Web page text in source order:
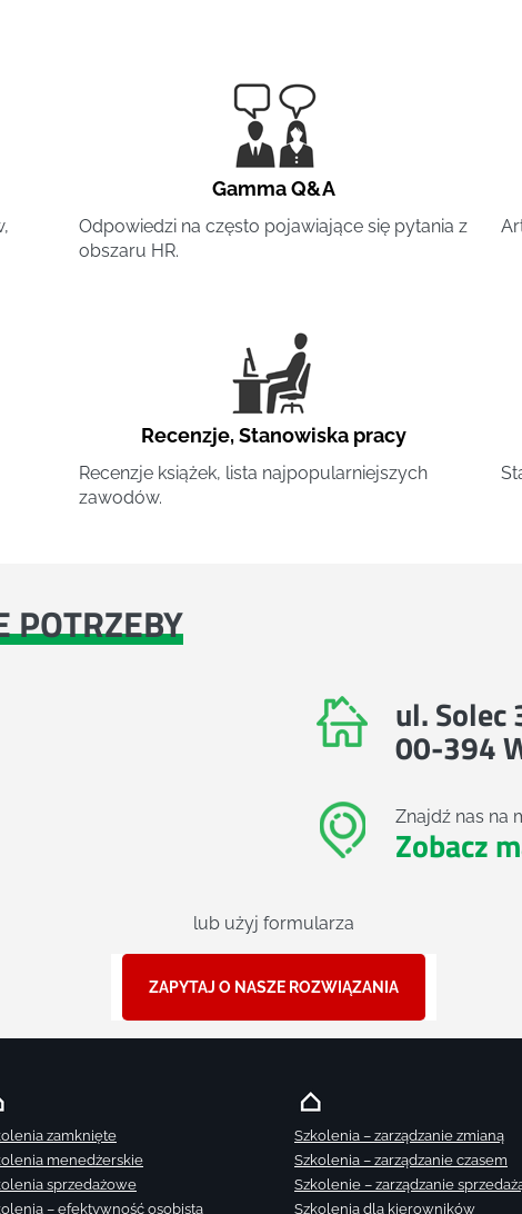
Gamma Q&A
Odpowiedzi na często pojawiające się pytania z
obszaru HR.
Recenzje,Stanowiska pracy
Recenzje książek, lista najpopularniejszych
zawodów.
POTRZEBY
ul. Solec
00-394
Znajdź nas na
Zobacz
lub użyj formularza
ZAPYTAJ O NASZE ROZWIĄZANIA
zamknięte
menedżerskie
sprzedażowe
– efektywność osobista
Szkolenia – zarządzanie zmianą
Szkolenia – zarządzanie czasem
Szkolenie – zarządzanie
Szkolenia dla kierowników